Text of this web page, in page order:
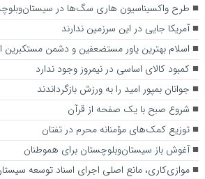
طرح واکسیناسیون هاری سگ‌ها در
آمریکا جایی در این سرزمین ندارند
اسلام بهترین یاور مستضعفین و دشمن
کمبود کالای اساسی در نیمروز وجود ندارد
جوانان بمپور امید را به ورزش بازگرداندند
شروع صبح با یک صفحه از قرآن
توزیع کمک‌های مؤمنانه محرم در تفتان
آغوش باز سیستان‌وبلوچستان برای هموطنان
موازی‌کاری، مانع اصلی اجرای اسناد توسعه